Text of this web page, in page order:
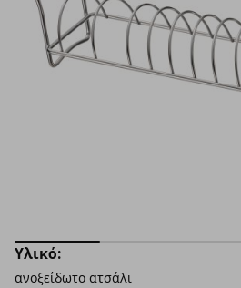
Υλικό:
ανοξείδωτο ατσάλι